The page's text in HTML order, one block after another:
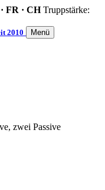
FR · CH Truppstärke:
2010 Menü
zwei Passive